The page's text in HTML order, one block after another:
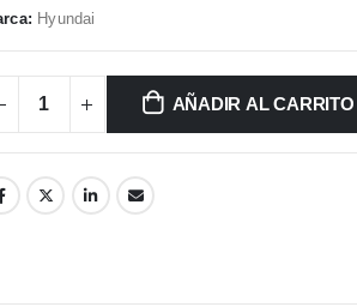
Hyundai
AÑADIR AL CARRITO